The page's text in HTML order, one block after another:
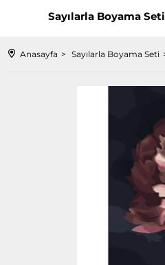
Sayılarla Boyama Seti
Anasayfa Sayılarla Boyama Seti